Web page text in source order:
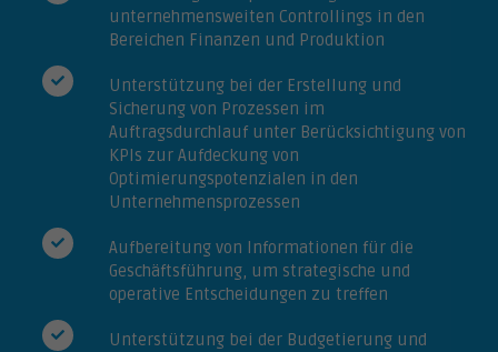
unternehmensweiten Controllings in den
Bereichen Finanzen und Produktion
Unterstützung bei der Erstellung und
Sicherung von Prozessen im
Auftragsdurchlauf unter Berücksichtigung von
KPIs zur Aufdeckung von
Optimierungspotenzialen in den
Unternehmensprozessen
Aufbereitung von Informationen für die
Geschäftsführung, um strategische und
operative Entscheidungen zu treffen
Unterstützung bei der Budgetierung und